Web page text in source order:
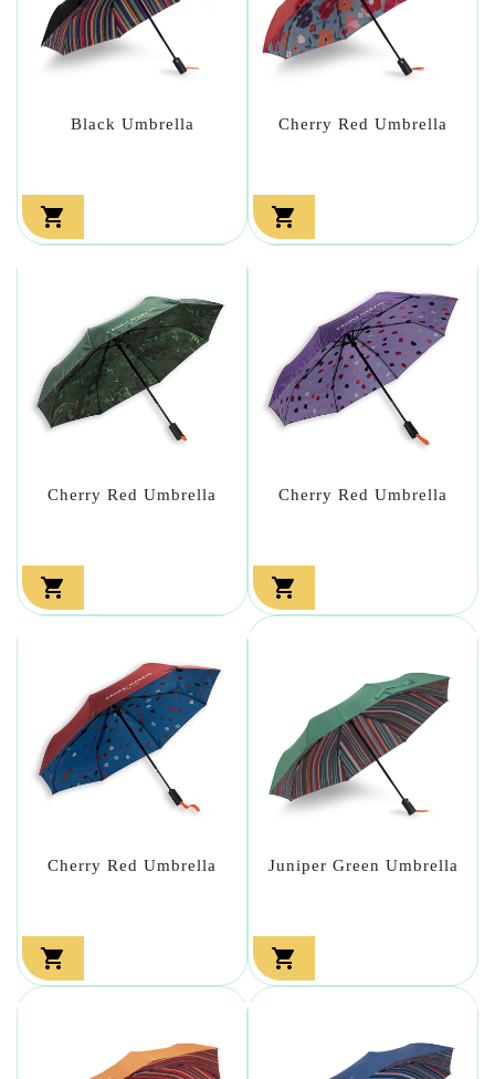
Black Umbrella

Cherry Red Umbrella

Cherry Red Umbrella

Cherry Red Umbrella

Cherry Red Umbrella

Juniper Green Umbrella
